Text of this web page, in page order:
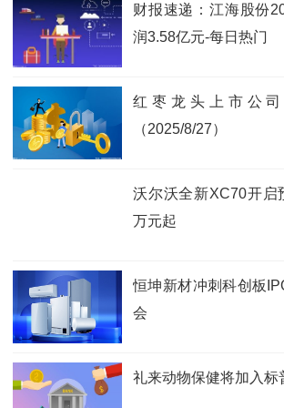
财报速递：江海股份
润3.58亿元-每日热门
红枣龙头上市公
（2025/8/27）
沃尔沃全新XC70开启
万元起
恒坤新材冲刺科创板
会
礼来动物保健将加入标